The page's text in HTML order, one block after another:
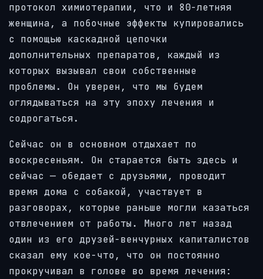
протокол химиотерапии, что и 80-летняя
женщина, а побочные эффекты купировались
с помощью каскадной цепочки
дополнительных препаратов, каждый из
которых вызывал свои собственные
проблемы. Он уверен, что мы будем
оглядываться на эту эпоху лечения и
содрогаться.
Сейчас он в основном отдыхает по
воскресеньям. Он старается быть здесь и
сейчас — обедает с друзьями, проводит
время дома с собакой, участвует в
разговорах, которые раньше могли казаться
отвлечением от работы. Много лет назад
один из его друзей-венчурных капиталистов
сказал ему кое-что, что он постоянно
прокручивал в голове во время лечения: